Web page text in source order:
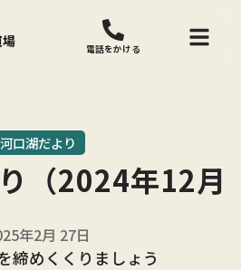
電話をかける
河口湖だより
（2024年12月
年2月 27日
締めくくりましょう